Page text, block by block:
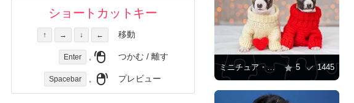
ショートカットキー
↑ → ↓ ← 移動
Enter , つかむ / 離す
Spacebar , プレビュー
ミニチュア・ブル・テリアの子犬 5 1445